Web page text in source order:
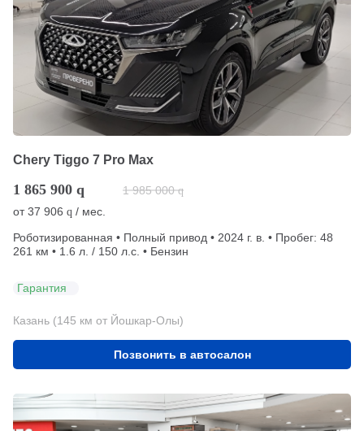
Chery Tiggo 7 Pro Max
1 865 900 q 1 985 000 q
от37 906 q / мес.
Роботизированная • Полный привод • 2024 г. в. • Пробег: 48
261 км • 1.6 л. / 150 л.с. • Бензин
Гарантия
Казань (145 км от Йошкар-Олы)
Позвонить в автосалон